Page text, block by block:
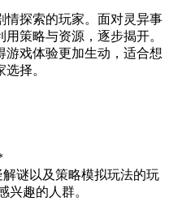
情探索的玩家。面对灵异事
策略与资源，逐步揭开。
游戏体验更加生动，适合想
择。
谜以及策略模拟玩法的玩
兴趣的人群。